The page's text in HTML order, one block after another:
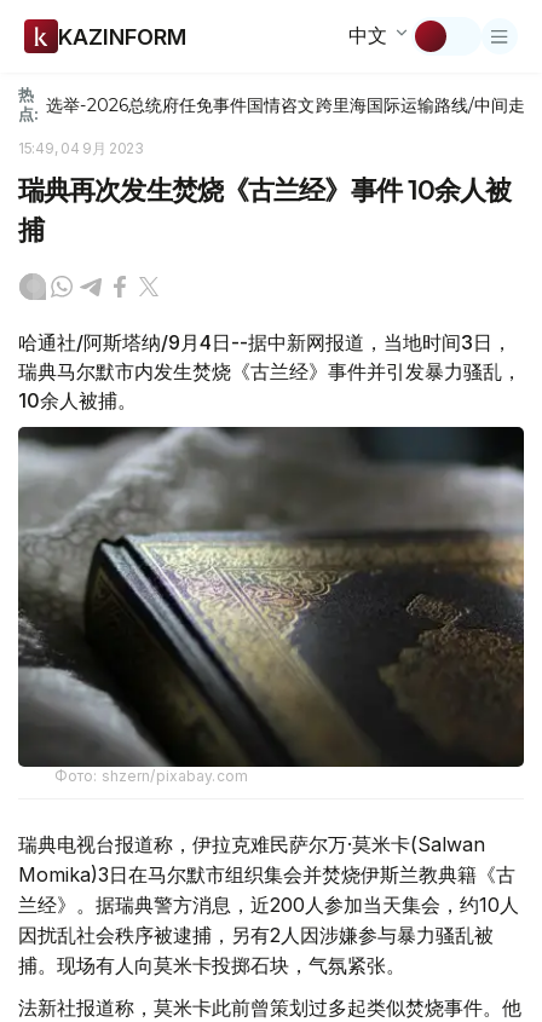
KAZINFORM 中文
热
点: 选举-2026总统府任免事件国情咨文跨里海国际运输路线/中间走廊
15:49, 04 9月 2023
瑞典再次发生焚烧《古兰经》事件 10余人被
捕
哈通社/阿斯塔纳/9月4日--据中新网报道，当地时间3日，
瑞典马尔默市内发生焚烧《古兰经》事件并引发暴力骚乱，
10余人被捕。
Фото: shzern/pixabay.com
瑞典电视台报道称，伊拉克难民萨尔万·莫米卡(Salwan
Momika)3日在马尔默市组织集会并焚烧伊斯兰教典籍《古
兰经》。据瑞典警方消息，近200人参加当天集会，约10人
因扰乱社会秩序被逮捕，另有2人因涉嫌参与暴力骚乱被
捕。现场有人向莫米卡投掷石块，气氛紧张。
法新社报道称，莫米卡此前曾策划过多起类似焚烧事件。他